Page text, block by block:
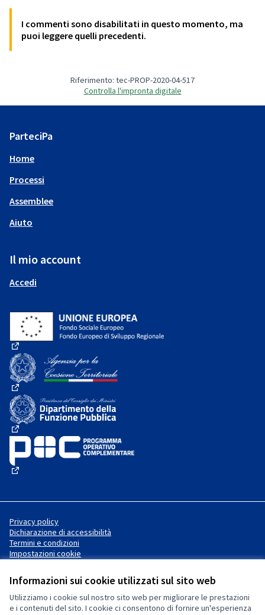
Informazioni sui cookie utilizzati sul sito web
Utilizziamo i cookie sul nostro sito web per migliorare le prestazioni
e i contenuti del sito. I cookie ci consentono di fornire un'esperienza
I commenti sono disabilitati in questo momento, ma
puoi leggere quelli precedenti.
Riferimento: tec-PROP-2020-04-517
Controlla l'impronta digitale
ParteciPa
Home
Processi
Assemblee
Aiuto
Il mio account
Accedi
(Collegamento esterno)
(Collegamento esterno)
(Collegamento esterno)
Privacy policy
Dichiarazione di accessibilità
Termini e condizioni
Impostazioni cookie
Licenza Creative Commons
(Collegamento esterno)
Sito web creato consoftware
libero
.